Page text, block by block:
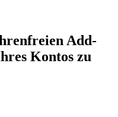
Add-
Kontos zu